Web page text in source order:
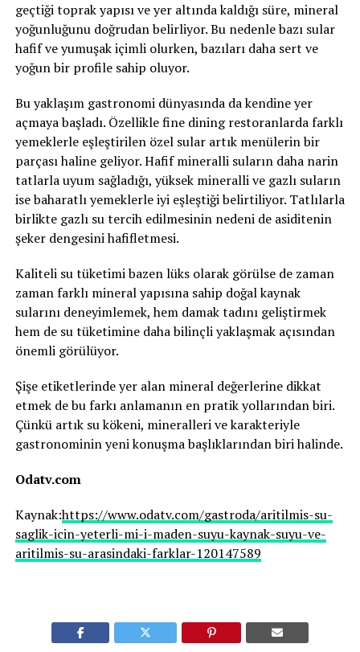
geçtiği toprak yapısı ve yer altında kaldığı süre, mineral
yoğunluğunu doğrudan belirliyor. Bu nedenle bazı sular
hafif ve yumuşak içimli olurken, bazıları daha sert ve
yoğun bir profile sahip oluyor.
Bu yaklaşım gastronomi dünyasında da kendine yer
açmaya başladı. Özellikle fine dining restoranlarda farklı
yemeklerle eşleştirilen özel sular artık menülerin bir
parçası haline geliyor. Hafif mineralli suların daha narin
tatlarla uyum sağladığı, yüksek mineralli ve gazlı suların
ise baharatlı yemeklerle iyi eşleştiği belirtiliyor. Tatlılarla
birlikte gazlı su tercih edilmesinin nedeni de asiditenin
şeker dengesini hafifletmesi.
Kaliteli su tüketimi bazen lüks olarak görülse de zaman
zaman farklı mineral yapısına sahip doğal kaynak
sularını deneyimlemek, hem damak tadını geliştirmek
hem de su tüketimine daha bilinçli yaklaşmak açısından
önemli görülüyor.
Şişe etiketlerinde yer alan mineral değerlerine dikkat
etmek de bu farkı anlamanın en pratik yollarından biri.
Çünkü artık su kökeni, mineralleri ve karakteriyle
gastronominin yeni konuşma başlıklarından biri halinde.
Odatv.com
Kaynak:https://www.odatv.com/gastroda/aritilmis-su-
saglik-icin-yeterli-mi-i-maden-suyu-kaynak-suyu-ve-
aritilmis-su-arasindaki-farklar-120147589